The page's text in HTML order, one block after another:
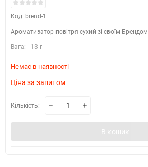
Код: brend-1
Ароматизатор повітря сухий зі своїм Брендом
Вага: 13 г
Немає в наявності
Ціна за запитом
Кількість:
В кошик